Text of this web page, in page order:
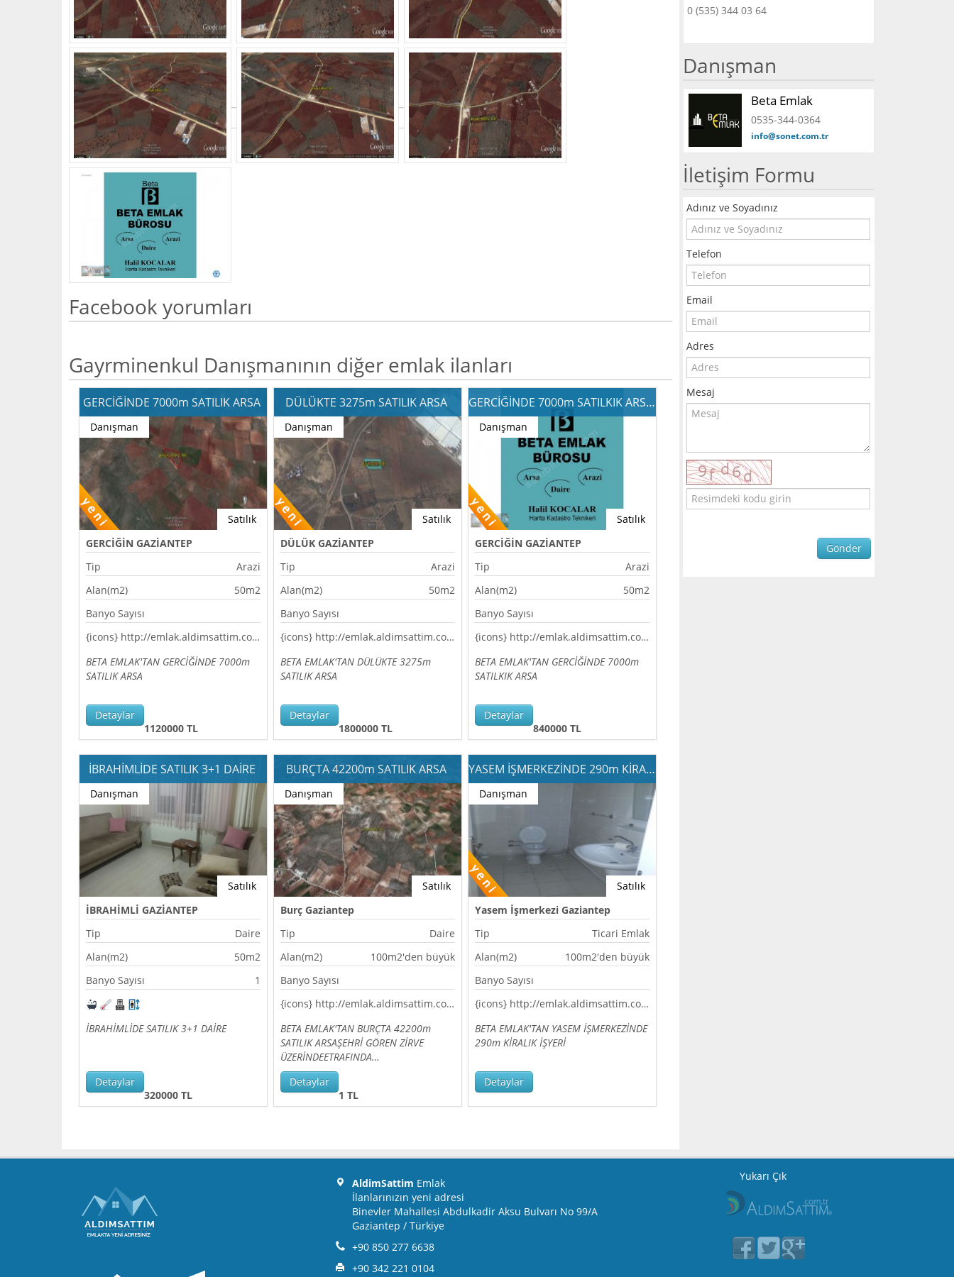
What's Your Walk Score?
Facebook yorumları
Gayrminenkul Danışmanının diğer emlak ilanları
GERCİĞİNDE 7000m SATILIK ARSA
Satılık
Danışman
GERCİĞİN GAZİANTEP
Tip
Arazi
Alan(m2)
50m2
Banyo Sayısı
{icons} http://emlak.aldimsattim.com.tr/templates/bootstrap2-responsive/assets/img/markers/marker_blue.png {/icons}
BETA EMLAK'TAN GERCİĞİNDE 7000m
SATILIK ARSA
Detaylar
1120000 TL
DÜLÜKTE 3275m SATILIK ARSA
Satılık
Danışman
DÜLÜK GAZİANTEP
Tip
Arazi
Alan(m2)
50m2
Banyo Sayısı
{icons} http://emlak.aldimsattim.com.tr/templates/bootstrap2-responsive/assets/img/markers/marker_blue.png {/icons}
BETA EMLAK'TAN DÜLÜKTE 3275m
SATILIK ARSA
Detaylar
1800000 TL
GERCİĞİNDE 7000m SATILKIK ARSA
Satılık
Danışman
GERCİĞİN GAZİANTEP
Tip
Arazi
Alan(m2)
50m2
Banyo Sayısı
{icons} http://emlak.aldimsattim.com.tr/templates/bootstrap2-responsive/assets/img/markers/marker_blue.png {/icons}
BETA EMLAK'TAN GERCİĞİNDE 7000m
SATILKIK ARSA
Detaylar
840000 TL
İBRAHİMLİDE SATILIK 3+1 DAİRE
Satılık
Danışman
İBRAHİMLİ GAZİANTEP
Tip
Daire
Alan(m2)
50m2
Banyo Sayısı
1
İBRAHİMLİDE SATILIK 3+1 DAİRE
Detaylar
320000 TL
BURÇTA 42200m SATILIK ARSA
Satılık
Danışman
Burç Gaziantep
Tip
Daire
Alan(m2)
100m2'den büyük
Banyo Sayısı
{icons} http://emlak.aldimsattim.com.tr/templates/bootstrap2-responsive/assets/img/markers/marker_blue.png {/icons}
BETA EMLAK'TAN BURÇTA 42200m
SATILIK ARSAŞEHRİ GÖREN ZİRVE
ÜZERİNDEETRAFINDA…
Detaylar
1 TL
YASEM İŞMERKEZİNDE 290m KİRALIK İŞYERİ
Satılık
Danışman
Yasem İşmerkezi Gaziantep
Tip
Ticari Emlak
Alan(m2)
100m2'den büyük
Banyo Sayısı
{icons} http://emlak.aldimsattim.com.tr/templates/bootstrap2-responsive/assets/img/markers/marker_blue.png {/icons}
BETA EMLAK'TAN YASEM İŞMERKEZİNDE
290m KİRALIK İŞYERİ
Detaylar
0 (535) 344 03 64
Danışman
Beta Emlak
0535-344-0364
info@sonet.com.tr
İletişim Formu
Adınız ve Soyadınız
Telefon
Email
Adres
Mesaj
Gönder
AldimSattim Emlak
İlanlarınızın yeni adresi
Binevler Mahallesi Abdulkadir Aksu Bulvarı No 99/A
Gaziantep / Türkiye
+90 850 277 6638
+90 342 221 0104
Yukarı Çık